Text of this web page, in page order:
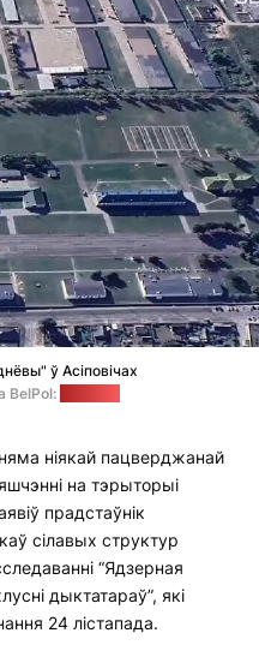
ў Асіповічах
BelPol:
ніякай пацверджанай
на тэрыторыі
прадстаўнік
сілавых структур
“Ядзерная
дыктатараў”, які
24 лістапада.